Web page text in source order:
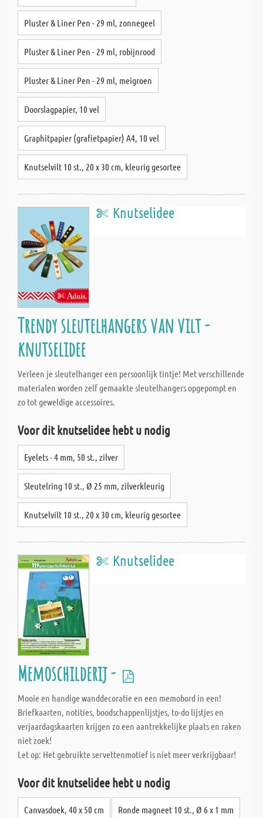
Pluster & Liner Pen - 29 ml, zonnegeel
Pluster & Liner Pen - 29 ml, robijnrood
Pluster & Liner Pen - 29 ml, meigroen
Doorslagpapier, 10 vel
Graphitpapier (grafietpapier) A4, 10 vel
Knutselvilt 10 st., 20 x 30 cm, kleurig gesortee
Knutselidee
Trendy sleutelhangers van vilt -
knutselidee
Verleen je sleutelhanger een persoonlijk tintje! Met verschillende
materialen worden zelf gemaakte sleutelhangers opgepompt en
zo tot geweldige accessoires.
Voor dit knutselidee hebt u nodig
Eyelets - 4 mm, 50 st., zilver
Sleutelring 10 st., Ø 25 mm, zilverkleurig
Knutselvilt 10 st., 20 x 30 cm, kleurig gesortee
Knutselidee
Memoschilderij -
Mooie en handige wanddecoratie en een memobord in een!
Briefkaarten, notities, boodschappenlijstjes, to-do lijstjes en
verjaardagskaarten krijgen zo een aantrekkelijke plaats en raken
niet zoek!
Let op: Het gebruikte servettenmotief is niet meer verkrijgbaar!
Voor dit knutselidee hebt u nodig
Canvasdoek, 40 x 50 cm Ronde magneet 10 st., Ø 6 x 1 mm